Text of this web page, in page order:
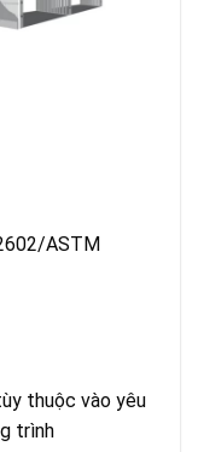
ASTM
thuộc vào yêu
trình